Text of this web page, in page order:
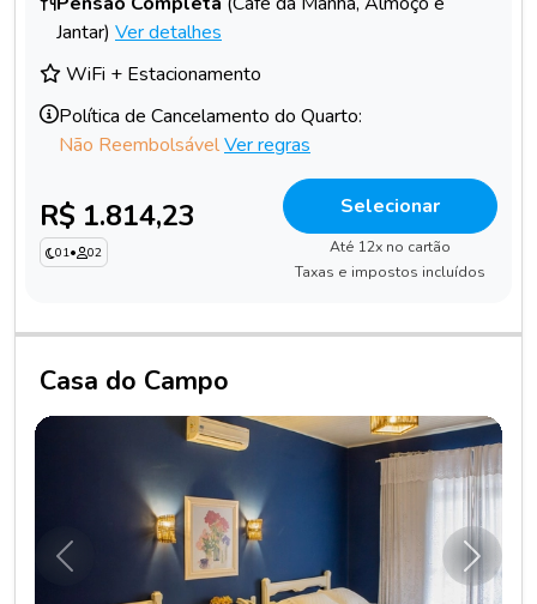
Jantar) Ver detalhes
WiFi + Estacionamento
Política de Cancelamento do Quarto:
Não ReembolsávelVer regras
R$ 1.814,23
01• 02
Selecionar
Até 12x no cartão
Taxas e impostos incluídos
Casa do Campo
Anterior